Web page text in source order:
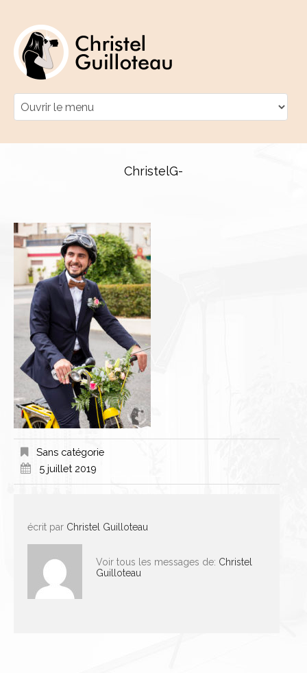
ChristelG-
Sans catégorie
5 juillet 2019
écrit par Christel Guilloteau
Voir tous les messages de: Christel
Guilloteau